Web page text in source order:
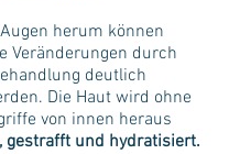
herum können
Veränderungen durch
deutlich
Die Haut wird ohne
von innen heraus
gestrafft und hydratisiert.